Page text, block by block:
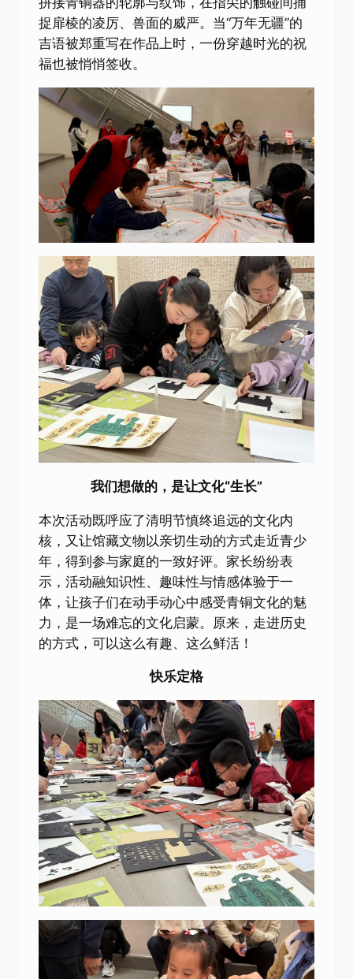
捉扉棱的凌厉、兽面的威严。当“万年无疆”的
吉语被郑重写在作品上时，一份穿越时光的祝
福也被悄悄签收。
我们想做的，是让文化“生长”
本次活动既呼应了清明节慎终追远的文化内
核，又让馆藏文物以亲切生动的方式走近青少
年，得到参与家庭的一致好评。家长纷纷表
示，活动融知识性、趣味性与情感体验于一
体，让孩子们在动手动心中感受青铜文化的魅
力，是一场难忘的文化启蒙。原来，走进历史
的方式，可以这么有趣、这么鲜活！
快乐定格